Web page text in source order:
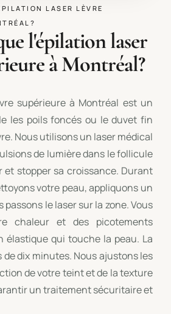
LASER LÈVRE
l'épilation laser
à Montréal?
supérieure à Montréal est un
les poils foncés ou le duvet fin
Nous utilisons un laser médical
de lumière dans le follicule
et stopper sa croissance. Durant
votre peau, appliquons un
le laser sur la zone. Vous
chaleur et des picotements
élastique qui touche la peau. La
dix minutes. Nous ajustons les
de votre teint et de la texture
un traitement sécuritaire et